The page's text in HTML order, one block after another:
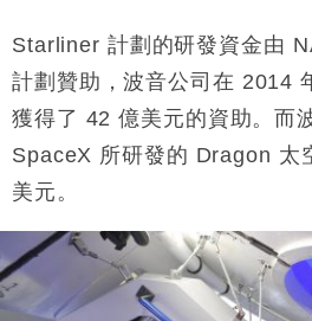
Starliner 計劃的研發資金由
計劃贊助，波音公司在 2014
獲得了 42 億美元的資助。而
SpaceX 所研發的 Dragon 太
美元。